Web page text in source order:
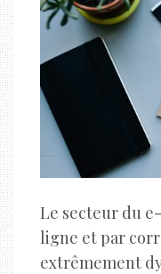
Le secteur du
ligne et par
extrêmement